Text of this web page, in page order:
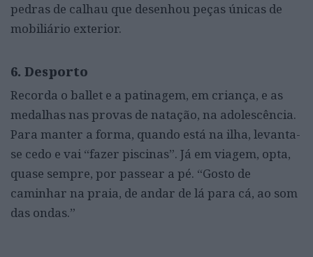
pedras de calhau que desenhou peças únicas de
mobiliário exterior.
6. Desporto
Recorda o ballet e a patinagem, em criança, e as
medalhas nas provas de natação, na adolescência.
Para manter a forma, quando está na ilha, levanta-
se cedo e vai “fazer piscinas”. Já em viagem, opta,
quase sempre, por passear a pé. “Gosto de
caminhar na praia, de andar de lá para cá, ao som
das ondas.”